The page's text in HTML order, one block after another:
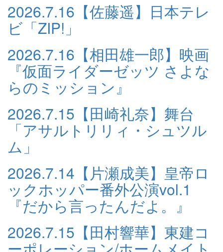
2026.7.16 【佐藤遥】日本テレ
ビ「ZIP!」
2026.7.16 【相田雄一郎】映画
『仮面ライダーゼッツ さよな
らのミッション』
2026.7.15 【田崎礼奈】舞台
「アサルトリリィ・シュツル
ム」
2026.7.14 【片瀬成美】皇帝ロ
ックホッパー番外公演vol.1
『だから言ったんだよ。』
2026.7.15 【田村響華】東建コ